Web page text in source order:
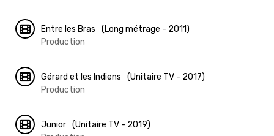
Entre les Bras
(Long métrage - 2011)
Production
Gérard et les Indiens
(Unitaire TV - 2017)
Production
Junior (Unitaire TV - 2019)